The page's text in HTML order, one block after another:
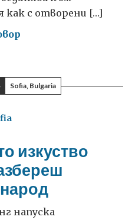
как с отворени […]
Sofia, Bulgaria
изкуство
напуска